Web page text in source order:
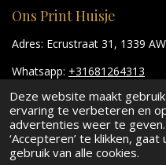
Deze website maakt
ervaring te verbeteren en
advertenties weer te
‘Accepteren’ te klikken,
gebruik van alle cookies.
Ons Print Huisje
Adres: Ecrustraat 31, 1339
Whatsapp: +31681264313
Email:info@onsprinthuisje.nl
© 2026,